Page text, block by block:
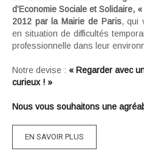
d’Economie Sociale et Solidaire,
2012 par la Mairie de Paris, qui
en situation de difficultés
professionnelle dans leur
Notre devise : « Regarder avec
curieux ! »
Nous vous souhaitons une
EN SAVOIR PLUS